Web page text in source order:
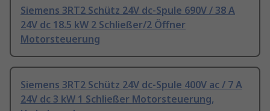
Siemens 3RT2 Schütz 24V dc-Spule 690V / 38 A
24V dc 18.5 kW 2 Schließer/2 Öffner
Motorsteuerung
Siemens 3RT2 Schütz 24V dc-Spule 400V ac / 7 A
24V dc 3 kW 1 Schließer Motorsteuerung,